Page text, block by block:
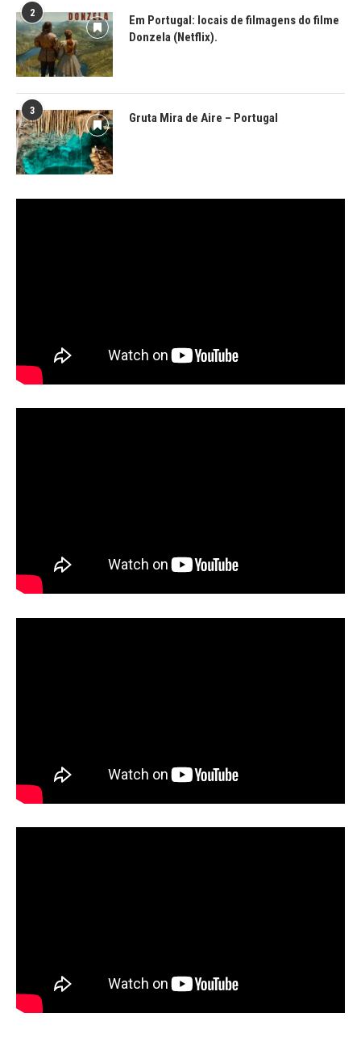
2
Em Portugal: locais de filmagens do filme
Donzela (Netflix).
3 Gruta Mira de Aire – Portugal